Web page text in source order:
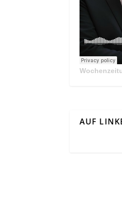
AUF